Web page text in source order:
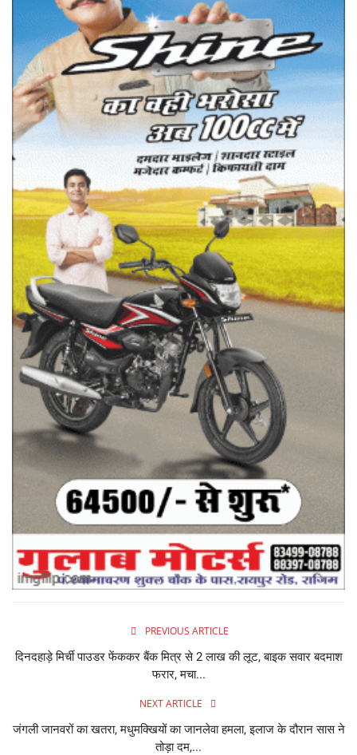
PREVIOUS ARTICLE
दिनदहाड़े मिर्ची पाउडर फेंककर बैंक मित्र से 2 लाख की लूट, बाइक सवार बदमाश
फरार, मचा...
NEXT ARTICLE
जंगली जानवरों का खतरा, मधुमक्खियों का जानलेवा हमला, इलाज के दौरान सास ने
तोड़ा दम,...